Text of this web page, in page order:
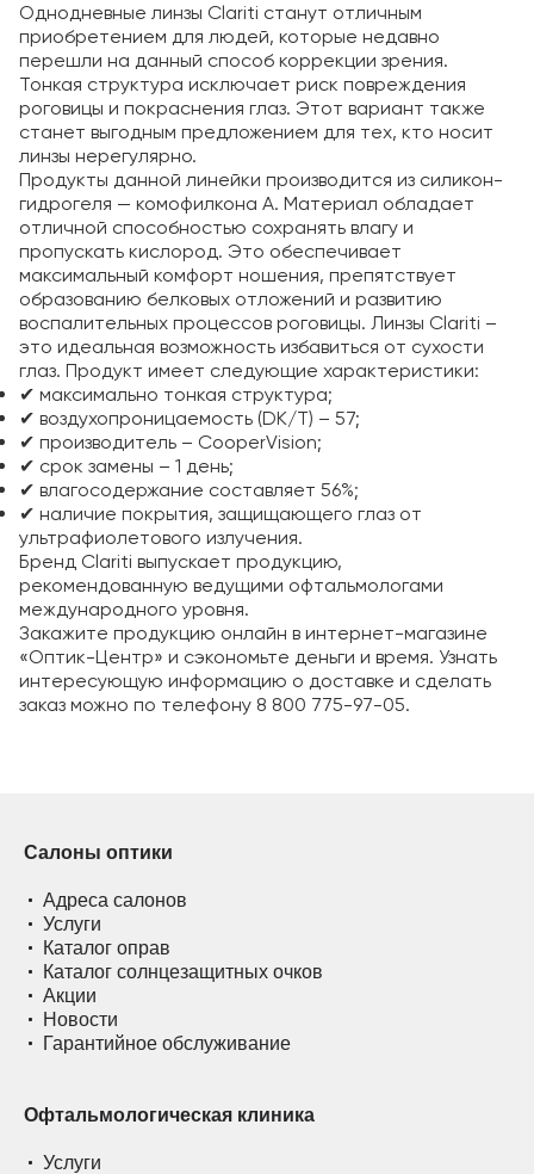
Однодневные линзы Clariti станут отличным
приобретением для людей, которые недавно
перешли на данный способ коррекции зрения.
Тонкая структура исключает риск повреждения
роговицы и покраснения глаз. Этот вариант также
станет выгодным предложением для тех, кто носит
линзы нерегулярно.
Продукты данной линейки производится из силикон-
гидрогеля — комофилкона А. Материал обладает
отличной способностью сохранять влагу и
пропускать кислород. Это обеспечивает
максимальный комфорт ношения, препятствует
образованию белковых отложений и развитию
воспалительных процессов роговицы. Линзы Clariti –
это идеальная возможность избавиться от сухости
глаз. Продукт имеет следующие характеристики:
✔ максимально тонкая структура;
✔ воздухопроницаемость (DK/T) – 57;
✔ производитель – CooperVision;
✔ срок замены – 1 день;
✔ влагосодержание составляет 56%;
✔ наличие покрытия, защищающего глаз от
ультрафиолетового излучения.
Бренд Clariti выпускает продукцию,
рекомендованную ведущими офтальмологами
международного уровня.
Закажите продукцию онлайн в интернет-магазине
«Оптик-Центр» и сэкономьте деньги и время. Узнать
интересующую информацию о доставке и сделать
заказ можно по телефону 8 800 775-97-05.
Салоны оптики
Адреса салонов
Услуги
Каталог оправ
Каталог солнцезащитных очков
Акции
Новости
Гарантийное обслуживание
Офтальмологическая клиника
Услуги